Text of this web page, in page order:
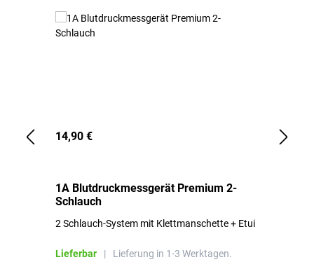
14,90 €
1A Blutdruckmessgerät Premium 2-
Schlauch
2 Schlauch-System mit Klettmanschette + Etui
Lieferbar | Lieferung in 1-3 Werktagen.